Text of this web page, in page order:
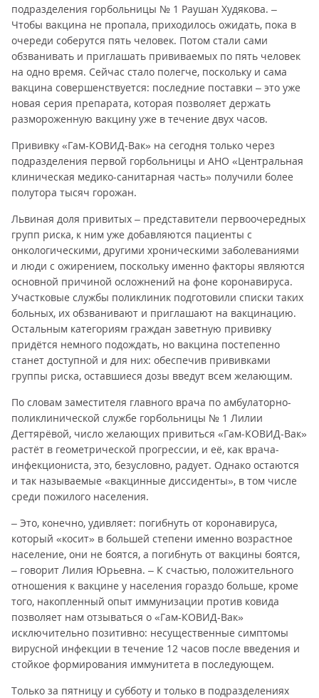
подразделения горбольницы № 1 Раушан Худякова. –
Чтобы вакцина не пропала, приходилось ожидать, пока в
очереди соберутся пять человек. Потом стали сами
обзванивать и приглашать прививаемых по пять человек
на одно время. Сейчас стало полегче, поскольку и сама
вакцина совершенствуется: последние поставки – это уже
новая серия препарата, которая позволяет держать
размороженную вакцину уже в течение двух часов.
Прививку «Гам-КОВИД-Вак» на сегодня только через
подразделения первой горбольницы и АНО «Центральная
клиническая медико-санитарная часть» получили более
полутора тысяч горожан.
Львиная доля привитых – представители первоочередных
групп риска, к ним уже добавляются пациенты с
онкологическими, другими хроническими заболеваниями
и люди с ожирением, поскольку именно факторы являются
основной причиной осложнений на фоне коронавируса.
Участковые службы поликлиник подготовили списки таких
больных, их обзванивают и приглашают на вакцинацию.
Остальным категориям граждан заветную прививку
придётся немного подождать, но вакцина постепенно
станет доступной и для них: обеспечив прививками
группы риска, оставшиеся дозы введут всем желающим.
По словам заместителя главного врача по амбулаторно-
поликлинической службе горбольницы № 1 Лилии
Дегтярёвой, число желающих привиться «Гам-КОВИД-Вак»
растёт в геометрической прогрессии, и её, как врача-
инфекциониста, это, безусловно, радует. Однако остаются
и так называемые «вакцинные диссиденты», в том числе
среди пожилого населения.
– Это, конечно, удивляет: погибнуть от коронавируса,
который «косит» в большей степени именно возрастное
население, они не боятся, а погибнуть от вакцины боятся,
– говорит Лилия Юрьевна. – К счастью, положительного
отношения к вакцине у населения гораздо больше, кроме
того, накопленный опыт иммунизации против ковида
позволяет нам отзываться о «Гам-КОВИД-Вак»
исключительно позитивно: несущественные симптомы
вирусной инфекции в течение 12 часов после введения и
стойкое формирования иммунитета в последующем.
Только за пятницу и субботу и только в подразделениях